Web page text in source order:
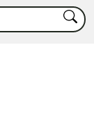
Buscar